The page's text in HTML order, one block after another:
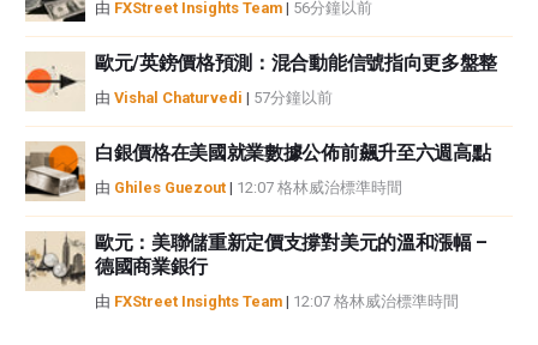
由 FXStreet Insights Team | 56分鐘以前
歐元/英鎊價格預測：混合動能信號指向更多盤整
由 Vishal Chaturvedi | 57分鐘以前
白銀價格在美國就業數據公佈前飆升至六週高點
由 Ghiles Guezout | 12:07 格林威治標準時間
歐元：美聯儲重新定價支撐對美元的溫和漲幅 –
德國商業銀行
由 FXStreet Insights Team | 12:07 格林威治標準時間